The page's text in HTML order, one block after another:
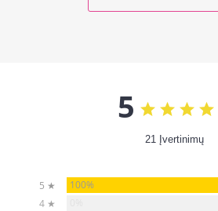
5
21 Įvertinimų
5 ★ 100%
4 ★